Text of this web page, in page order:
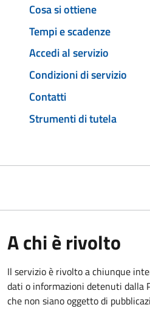
Cosa si ottiene
Tempi e scadenze
Accedi al servizio
Condizioni di servizio
Contatti
Strumenti di tutela
A chi è rivolto
Il servizio è rivolto a chiunque
dati o informazioni detenuti dalla
che non siano oggetto di